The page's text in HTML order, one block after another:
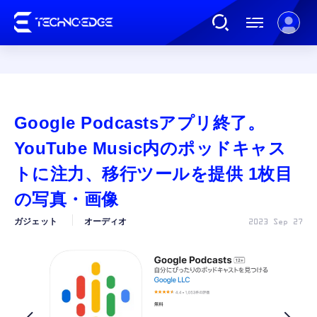
AI
ガジェット
カルチャー
Google Podcastsアプリ終了。
YouTube Music内のポッドキャス
トに注力、移行ツールを提供 1枚目
の写真・画像
ガジェット オーディオ 2023 Sep 27